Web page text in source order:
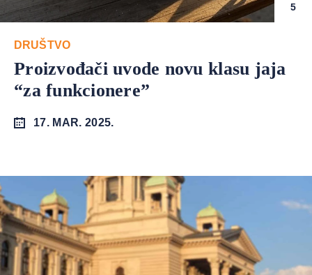
5
DRUŠTVO
Proizvođači uvode novu klasu jaja
“za funkcionere”
17. MAR. 2025.